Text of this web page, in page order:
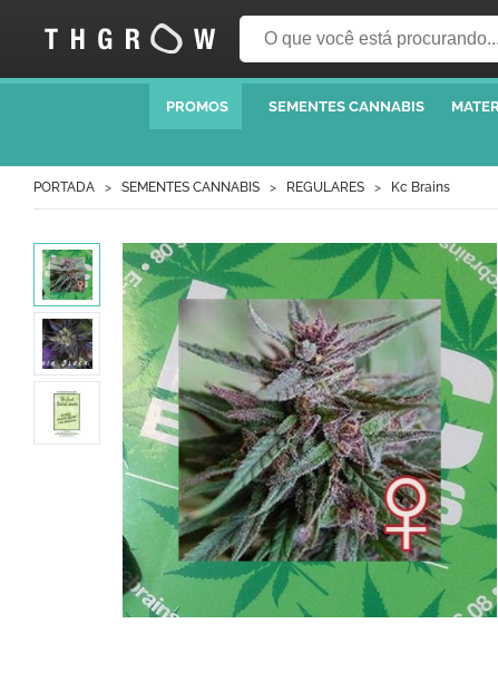
PROMOS SEMENTES CANNABIS
PORTADA SEMENTES CANNABIS REGULARES Kc Brains